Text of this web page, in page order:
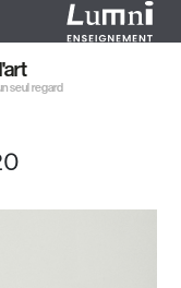
seul regard